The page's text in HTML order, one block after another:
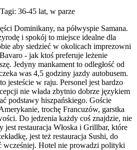
36-45 lat, w parze
Dominikany, na półwyspie Samana.
i spokój to miejsce idealne dla
aby siedzieć w okolicach imprezowni
- jak ktoś preferuje leżenie
Jedyny mankament to odległość od
was 4,5 godziny jazdy autobusem.
jesteście w raju. Personel jest bardzo
nie włada zbytnio dobrze językiem
podstawy hiszpańskiego. Goście
trochę Francuzów, garstka
Do jedzenia każdy coś znajdzie, nie
jest restauracja Włoska i Grillbar, które
jest też restauracja Sushi, do
wcześniej. Hotel nie prowadzi polityki